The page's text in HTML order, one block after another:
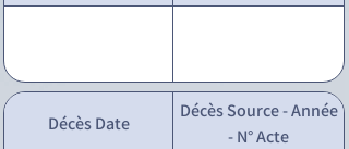
Décès Date
Décès Source - Année
- N° Acte